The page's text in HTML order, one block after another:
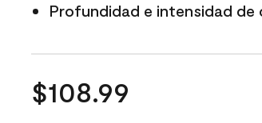
Profundidad e intensidad de
$108.99